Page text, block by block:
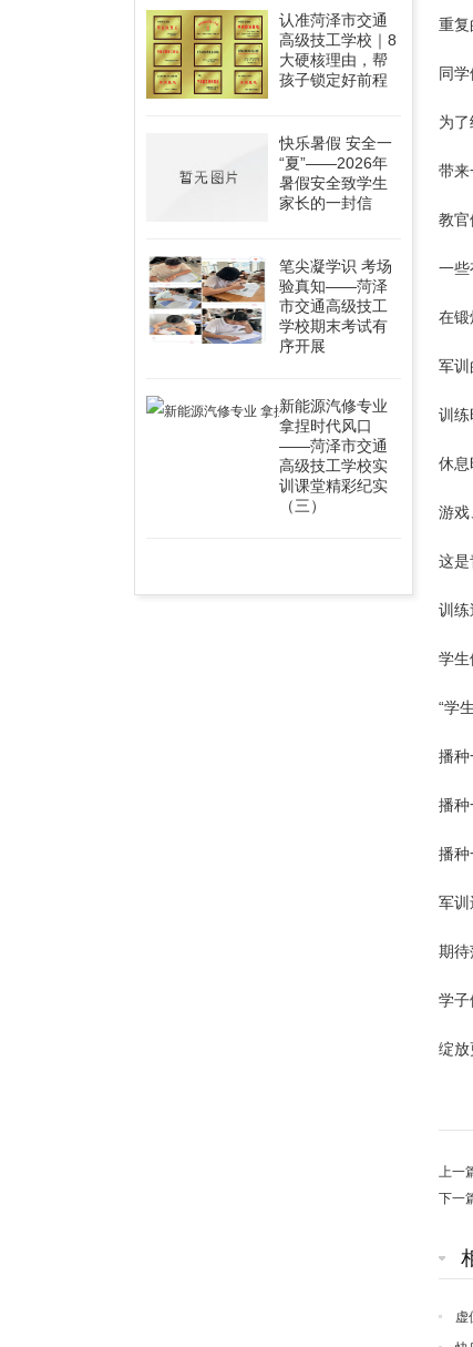
重复
同
为
带来
教官
一些
在锻
军训
训练
休息
游
这是
训练
学生
“学
播种
播种
播种
军
期待
学子
绽放
上一
下一
虚
录！
认准菏泽市交通
高级技工学校｜8
大硬核理由，帮
孩子锁定好前程
快乐暑假 安全一
“夏”——2026年
暑假安全致学生
家长的一封信
笔尖凝学识 考场
验真知——菏泽
市交通高级技工
学校期末考试有
序开展
新能源汽修专业
拿捏时代风口
——菏泽市交通
高级技工学校实
训课堂精彩纪实
（三）